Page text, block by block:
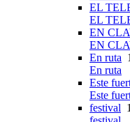
EL
EL
EN
EN
En ruta
En ruta
Este
Este
festival